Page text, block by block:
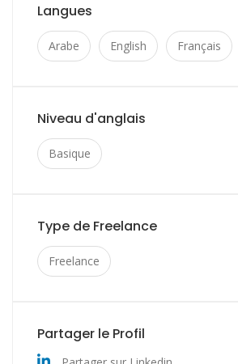
Langues
Arabe English Français
Niveau d'anglais
Basique
Type de Freelance
Freelance
Partager le Profil